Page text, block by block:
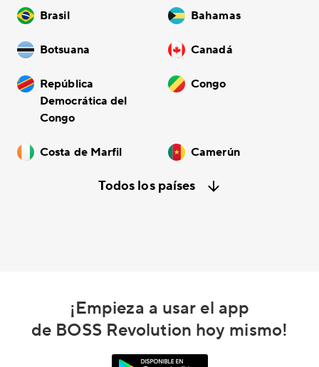
Brasil Bahamas
Botsuana Canadá
República
Democrática del
Congo
Congo
Costa de Marfil Camerún
Todos los países
¡Empieza a usar el app
de BOSS Revolution hoy mismo!